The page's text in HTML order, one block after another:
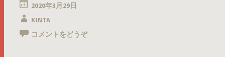
2020年3月29日
KINTA
コメントをどうぞ